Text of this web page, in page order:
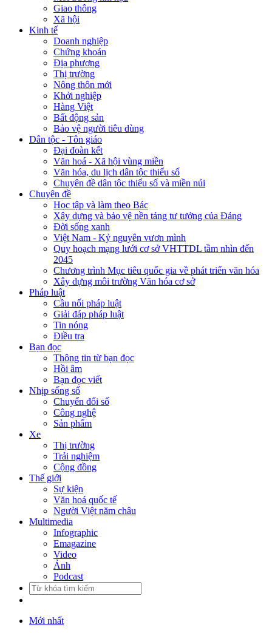
Giao thông
Xã hội
Kinh tế
Doanh nghiệp
Chứng khoán
Địa phương
Thị trường
Nông thôn mới
Khởi nghiệp
Hàng Việt
Bất động sản
Bảo vệ người tiêu dùng
Dân tộc - Tôn giáo
Đại đoàn kết
Văn hoá - Xã hội vùng miền
Văn hóa, du lịch dân tộc thiểu số
Chuyên đề dân tộc thiểu số và miền núi
Chuyên đề
Học tập và làm theo Bác
Xây dựng và bảo vệ nền tảng tư tưởng của Đảng
Đời sống xanh
Việt Nam - Kỷ nguyên vươn mình
Quy hoạch mạng lưới cơ sở VHTTDL tầm nhìn đến
2045
Chương trình Mục tiêu quốc gia về phát triển văn hóa
Xây dựng môi trường Văn hóa cơ sở
Pháp luật
Cầu nối pháp luật
Giải đáp pháp luật
Tin nóng
Điều tra
Bạn đọc
Thông tin từ bạn đọc
Hồi âm
Bạn đọc viết
Nhịp sống số
Chuyển đổi số
Công nghệ
Sản phẩm
Xe
Thị trường
Trải nghiệm
Cộng đồng
Thế giới
Sự kiện
Văn hoá quốc tế
Người Việt năm châu
Multimedia
Infographic
Emagazine
Video
Ảnh
Podcast
Mới nhất